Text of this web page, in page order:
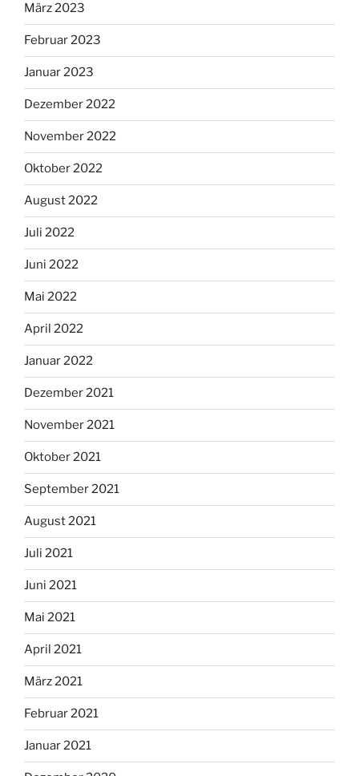
März 2023
Februar 2023
Januar 2023
Dezember 2022
November 2022
Oktober 2022
August 2022
Juli 2022
Juni 2022
Mai 2022
April 2022
Januar 2022
Dezember 2021
November 2021
Oktober 2021
September 2021
August 2021
Juli 2021
Juni 2021
Mai 2021
April 2021
März 2021
Februar 2021
Januar 2021